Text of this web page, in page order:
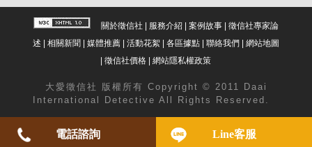
關於徵信社 | 服務介紹| 案例故事| 徵信社專家論
述 | 相關新聞 | 媒體推薦| 活動花絮| 各區據點| 聯絡我們| 網站地圖
|徵信社價格 |網站隱私權政策
大愛 徵信社
版權所有 Copyright © 2011 Daai
International Detective All Rights Reserved.
電話諮詢 Line客服